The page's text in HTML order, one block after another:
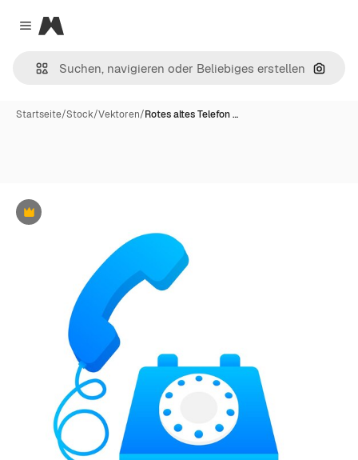
Close menu
Magnific
Nach
Startseite/Stock/Vektoren/Rotes altes Telefon …
Premium